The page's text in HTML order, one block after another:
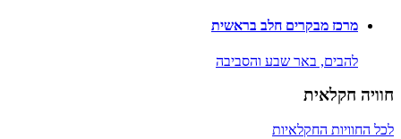
מרכז מבקרים חלב בראשית
להבים, באר שבע והסביבה
חוויה חקלאית
לכל החוויות החקלאיות